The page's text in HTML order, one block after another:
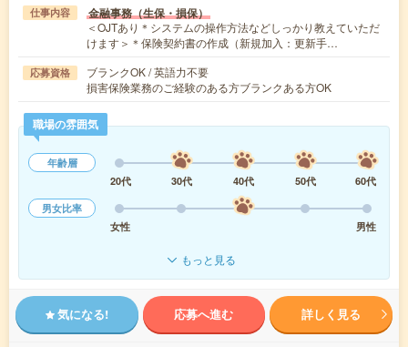
仕事内容 金融事務（生保・損保）
＜OJTあり＊システムの操作方法などしっかり教えていただ
けます＞＊保険契約書の作成（新規加入：更新手…
応募資格
ブランクOK / 英語力不要
損害保険業務のご経験のある方ブランクある方OK
職場の雰囲気
年齢層
20代
30代 40代 50代
60代
男女比率
女性
男性
もっと見る
気になる! 応募へ進む 詳しく見る